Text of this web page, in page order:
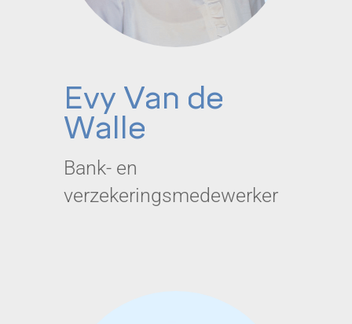
Evy Van de
Walle
Bank- en
verzekeringsmedewerker